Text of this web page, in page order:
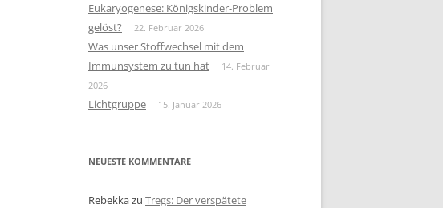
Eukaryogenese: Königskinder-Problem
gelöst?
22. Februar 2026
Was unser Stoffwechsel mit dem
Immunsystem zu tun hat
14. Februar
2026
Lichtgruppe 15. Januar 2026
NEUESTE KOMMENTARE
Rebekkazu Tregs: Der verspätete